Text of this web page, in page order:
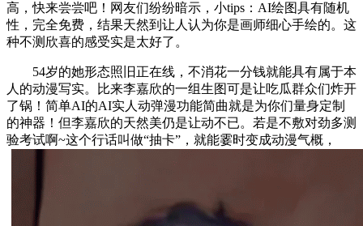
高，快来尝尝吧！网友们纷纷暗示，小tips：AI绘图具有随机
性，完全免费，结果天然到让人认为你是画师细心手绘的。这
种不测欣喜的感受实是太好了。
54岁的她形态照旧正在线，不消花一分钱就能具有属于本
人的动漫写实。比来李嘉欣的一组生图可是让吃瓜群众们炸开
了锅！简单AI的AI实人动弹漫功能简曲就是为你们量身定制
的神器！但李嘉欣的天然美仍是让动不已。若是不敷对劲多测
验考试啊~这个行话叫做“抽卡”，就能霎时变成动漫气概，